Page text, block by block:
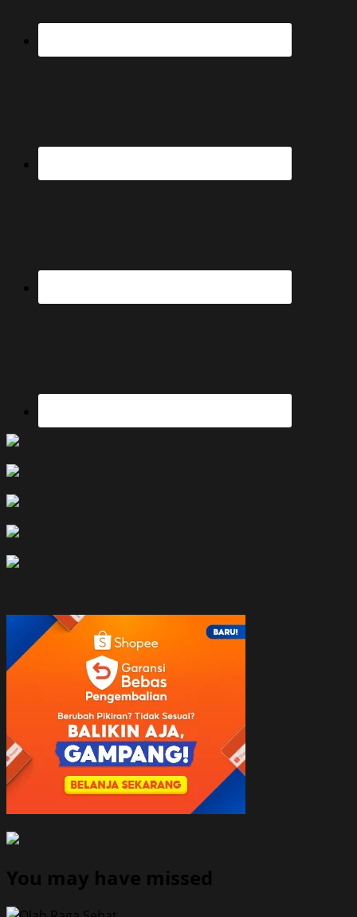
You may have missed